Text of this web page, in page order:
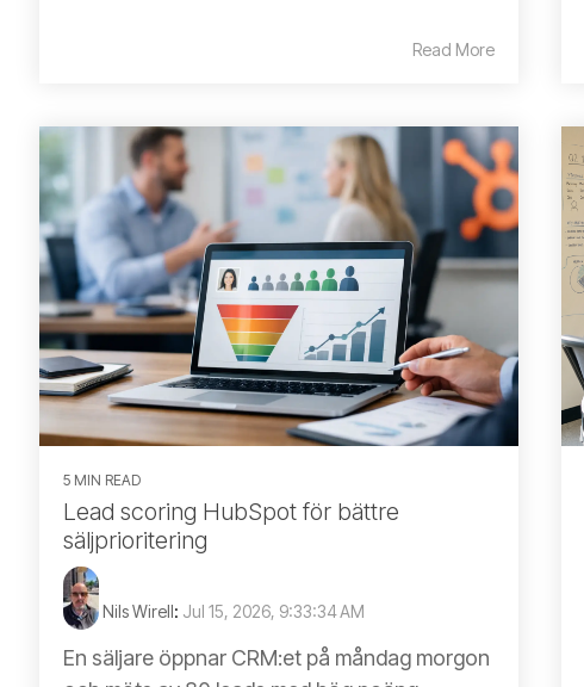
Read More
5 MIN READ
Lead scoring HubSpot för bättre
säljprioritering
Nils Wirell: Jul 15, 2026, 9:33:34 AM
En säljare öppnar CRM:et på måndag morgon